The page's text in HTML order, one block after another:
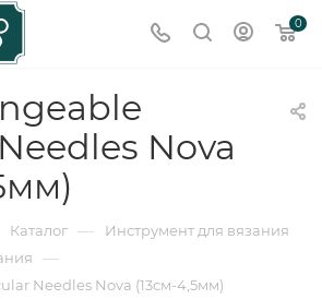
0
Nova
Каталог — Инструмент для вязания
—
Needles Nova (13см-4,5мм)